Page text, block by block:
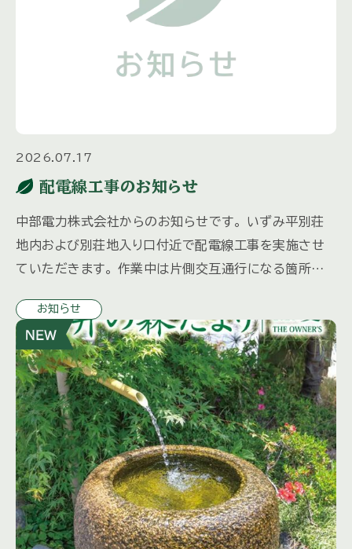
2026.07.17
配電線工事のお知らせ
中部電力株式会社からのお知らせです。 いずみ平別荘
地内および別荘地入り口付近で配電線工事を実施させ
ていただきます。 作業中は片側交互通行になる箇所が
を使用するため振動 […]
お知らせ